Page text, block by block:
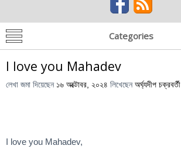
Categories
I love you Mahadev
লেখা জমা দিয়েছেন ১৬ অক্টোবর, ২০২৪ লিখেছেন অর্ঘ্যদীপ চক্রবর্তী
I love you Mahadev,